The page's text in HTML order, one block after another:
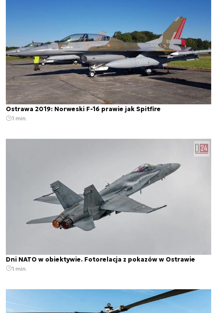
Ostrawa 2019: Norweski F-16 prawie jak Spitfire
1 min.
Dni NATO w obiektywie. Fotorelacja z pokazów w Ostrawie
1 min.